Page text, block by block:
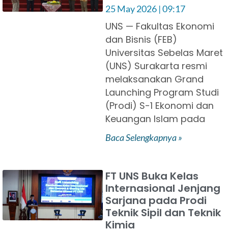
25 May 2026 09:17
UNS — Fakultas Ekonomi
dan Bisnis (FEB)
Universitas Sebelas Maret
(UNS) Surakarta resmi
melaksanakan Grand
Launching Program Studi
(Prodi) S-1 Ekonomi dan
Keuangan Islam pada
Baca Selengkapnya »
FT UNS Buka Kelas
Internasional Jenjang
Sarjana pada Prodi
Teknik Sipil dan Teknik
Kimia